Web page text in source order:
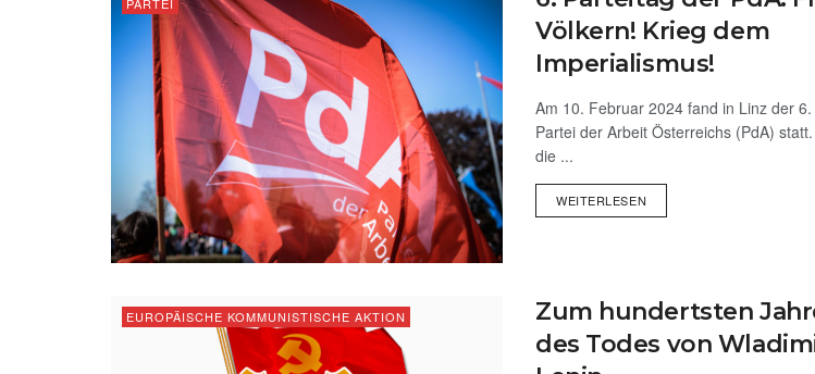
Völkern! Krieg dem
Imperialismus!
Am 10. Februar 2024 fand in Linz der
Partei der Arbeit Österreichs (PdA)
die ...
WEITERLESEN
EUROPÄISCHE KOMMUNISTISCHE AKTION
Zum hundertsten
des Todes von